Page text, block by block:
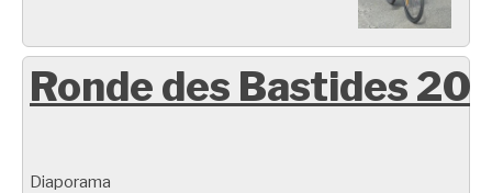
Ronde des Bastides
Diaporama